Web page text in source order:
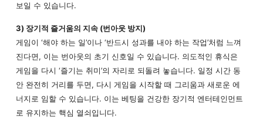
보일 수 있습니다.
3) 장기적 즐거움의 지속 (번아웃 방지)
게임이 ‘해야 하는 일’이나 ‘반드시 성과를 내야 하는 작업’처럼 느껴
진다면, 이는 번아웃의 초기 신호일 수 있습니다. 의도적인 휴식은
게임을 다시 ‘즐기는 취미’의 자리로 되돌려 놓습니다. 일정 시간 동
안 완전히 거리를 두면, 다시 게임을 시작할 때 그리움과 새로운 에
너지로 임할 수 있습니다. 이는 베팅을 건강한 장기적 엔터테인먼트
로 유지하는 핵심 열쇠입니다.